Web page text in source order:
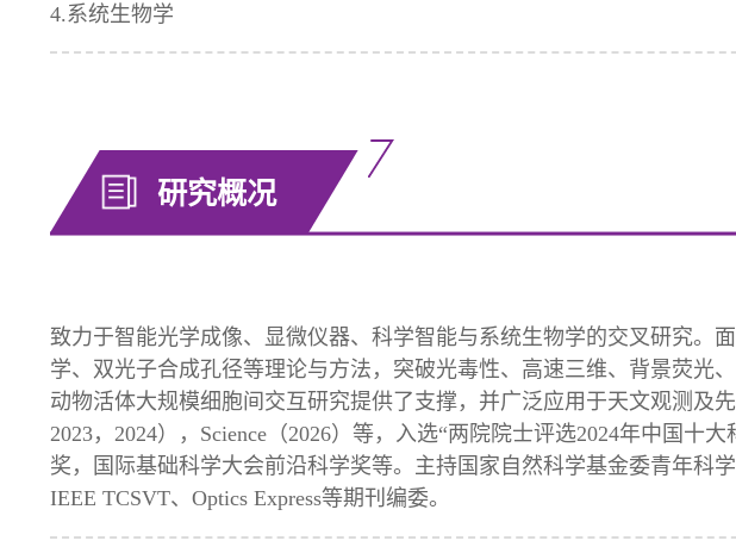
4.系统生物学
研究概况
致力于智能光学成像、显微仪器、科学智能与系统生物学的交叉研究。
学、双光子合成孔径等理论与方法，突破光毒性、高速三维、背景荧光
动物活体大规模细胞间交互研究提供了支撑，并广泛应用于天文观测及
2023，2024），Science（2026）等，入选“两院院士评选2024年中国
奖，国际基础科学大会前沿科学奖等。主持国家自然科学基金委青年科
IEEE TCSVT、Optics Express等期刊编委。